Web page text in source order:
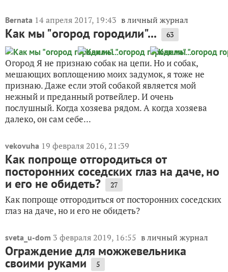
Bernata 14 апреля 2017, 19:43 в личный журнал
Как мы "огород городили"... 63
Огород Я не признаю собак на цепи. Но и собак,
мешающих воплощению моих задумок, я тоже не
признаю. Даже если этой собакой является мой
нежный и преданный ротвейлер. И очень
послушный. Когда хозяева рядом. А когда хозяева
далеко, он сам себе...
vekovuha 19 февраля 2016, 21:39
Как попроще отгородиться от
посторонних соседских глаз на даче, но
и его не обидеть? 27
Как попроще отгородиться от посторонних соседских
глаз на даче, но и его не обидеть?
sveta_u-dom 3 февраля 2019, 16:55 в личный журнал
Ограждение для можжевельника
своими руками 5